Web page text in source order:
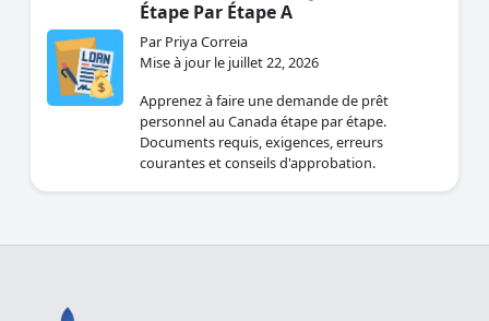
Étape Par Étape A
Par Priya Correia
Mise à jour le juillet 22, 2026
Apprenez à faire une demande de prêt
personnel au Canada étape par étape.
Documents requis, exigences, erreurs
courantes et conseils d'approbation.